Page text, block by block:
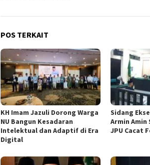
POS TERKAIT
KH Imam Jazuli Dorong Warga
NU Bangun Kesadaran
Intelektual dan Adaptif di Era
Digital
‎Sidang
Armin Amin
JPU Cacat